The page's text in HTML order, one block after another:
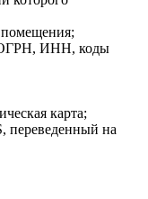
ИНН, коды
карта;
переведенный на